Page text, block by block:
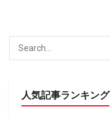
人気記事ランキング